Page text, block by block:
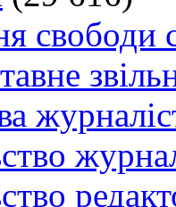
свободи